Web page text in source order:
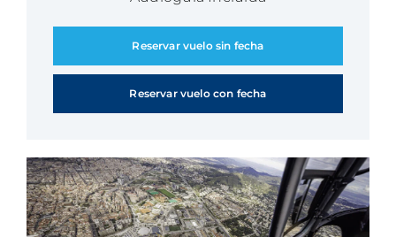
Reservar vuelo sin fecha
Reservar vuelo con fecha